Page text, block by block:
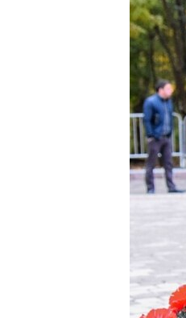
КРЫМ.НЕПОКОРЕННЫЙ
УКРАИНСКАЯ ПРОБЛЕМА КРЫМА